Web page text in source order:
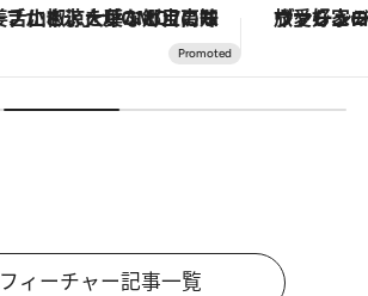
「土佐和ハーブかき氷」がOMO7高知に登場！生姜、山椒、大葉など目にも舌にも涼を呼ぶ郷土の味 ヴァシュロン・コンスタンタ
フィーチャー記事一覧